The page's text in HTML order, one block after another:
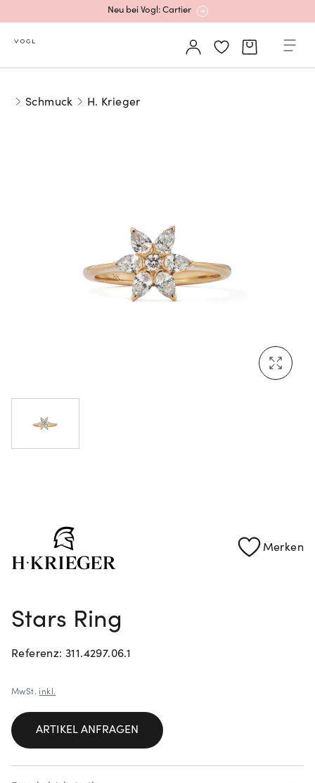
Neu bei Vogl: Cartier
Neu bei Vogl: Cartier
Rolex Certified Pre-Owned entdecken
Schmuck H. Krieger
Merken
Stars Ring
Referenz: 311.4297.06.1
MwSt. inkl.
ARTIKEL ANFRAGEN